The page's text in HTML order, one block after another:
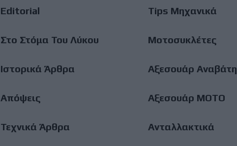
Menu
Editorial
Στο Στόμα Του Λύκου
Ιστορικά Άρθρα
Απόψεις
Τεχνικά Άρθρα
Tips Μηχανικά
Μοτοσυκλέτες
Αξεσουάρ Αναβάτη
Αξεσουάρ ΜΟΤΟ
Ανταλλακτικά